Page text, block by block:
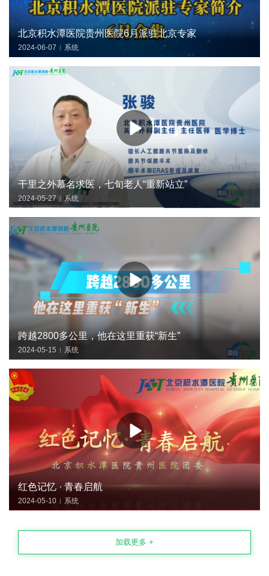
北京积水潭医院贵州医院6月派驻北京专家
2024-06-07 | 系统
干里之外慕名求医，七旬老人“重新站立”
2024-05-27 | 系统
跨越2800多公里，他在这里重获“新生”
2024-05-15 | 系统
红色记忆 · 青春启航
2024-05-10 | 系统
加载更多 +